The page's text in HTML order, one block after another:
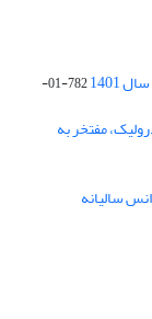
782-01-
مفتخر به
سالیانه